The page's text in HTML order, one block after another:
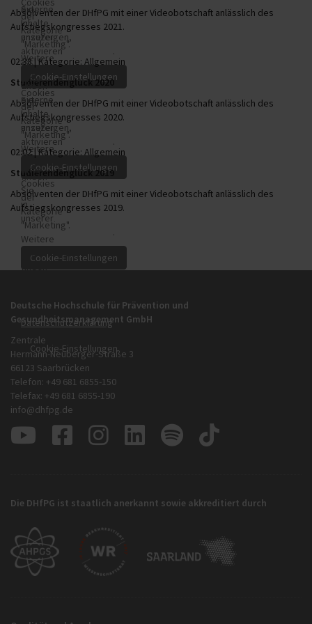
Sie
in
unserer
Datenschutzerklärung .
der
Kategorie
"Marketing".
Weitere
Informationen
finden
Sie
in
unserer
Datenschutzerklärung .
Absolventen der DHfPG mit einer Videobotschaft anlässlich des
Aufstiegskongresses 2021.
externe
Inhalte
anzuzeigen,
aktivieren
Sie
bitte
Cookies
der
Kategorie
"Marketing".
Weitere
Informationen
finden
Sie
in
unserer
Datenschutzerklärung .
02:38 | Kategorie: Allgemein
Studierendenglück 2020
Absolventen der DHfPG mit einer Videobotschaft anlässlich des
Aufstiegskongresses 2020.
Um
externe
Inhalte
anzuzeigen,
aktivieren
Sie
bitte
Cookies
der
Kategorie
"Marketing".
Weitere
Informationen
finden
unserer
Datenschutzerklärung.
02:02 | Kategorie: Allgemein
Studierendenglück 2019
Absolventen der DHfPG mit einer Videobotschaft anlässlich des
Aufstiegskongresses 2019.
Deutsche Hochschule für Prävention und
Gesundheitsmanagement GmbH
Zentrale
Hermann-Neuberger-Straße 3
66123 Saarbrücken
Telefon: +49 681 6855-150
Telefax: +49 681 6855-190
info@dhfpg.de
Die DHfPG ist staatlich anerkannt sowie akkreditiert durch